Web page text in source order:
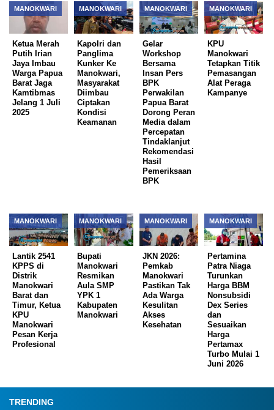
MANOKWARI
Ketua Merah
Putih Irian
Jaya Imbau
Warga Papua
Barat Jaga
Kamtibmas
Jelang 1 Juli
2025
MANOKWARI
Kapolri dan
Panglima
Kunker Ke
Manokwari,
Masyarakat
Diimbau
Ciptakan
Kondisi
Keamanan
MANOKWARI
Gelar
Workshop
Bersama
Insan Pers
BPK
Perwakilan
Papua Barat
Dorong Peran
Media dalam
Percepatan
Tindaklanjut
Rekomendasi
Hasil
Pemeriksaan
BPK
MANOKWARI
KPU
Manokwari
Tetapkan Titik
Pemasangan
Alat Peraga
Kampanye
MANOKWARI
Lantik 2541
KPPS di
Distrik
Manokwari
Barat dan
Timur, Ketua
KPU
Manokwari
Pesan Kerja
Profesional
MANOKWARI
Bupati
Manokwari
Resmikan
Aula SMP
YPK 1
Kabupaten
Manokwari
MANOKWARI
JKN 2026:
Pemkab
Manokwari
Pastikan Tak
Ada Warga
Kesulitan
Akses
Kesehatan
MANOKWARI
Pertamina
Patra Niaga
Turunkan
Harga BBM
Nonsubsidi
Dex Series
dan
Sesuaikan
Harga
Pertamax
Turbo Mulai 1
Juni 2026
TRENDING